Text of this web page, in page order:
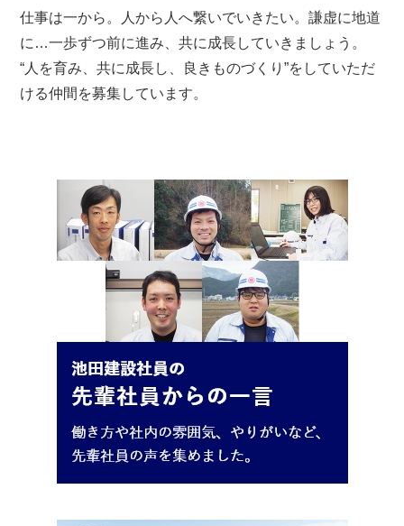
仕事は一から。人から人へ繋いでいきたい。謙虚に地道
に…一歩ずつ前に進み、共に成長していきましょう。
“人を育み、共に成長し、良きものづくり”をしていただ
ける仲間を募集しています。